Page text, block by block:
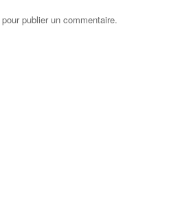
pour publier un commentaire.